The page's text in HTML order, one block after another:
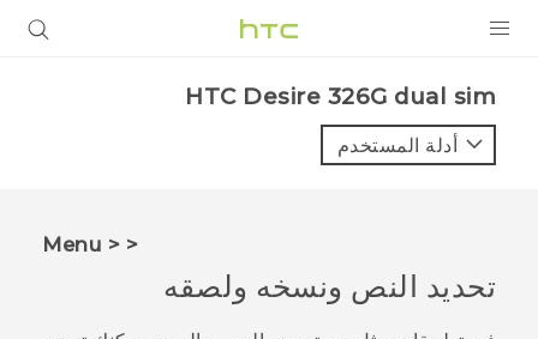
VIVE
VIVERSE
البرامج + التطبيقات
HTC Desire 326G dual sim‎
أدلة المستخدم
< < Menu
تحديد النص ونسخه ولصقه